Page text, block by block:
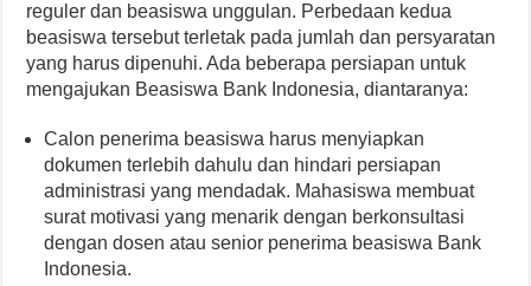
reguler dan beasiswa unggulan. Perbedaan kedua
beasiswa tersebut terletak pada jumlah dan persyaratan
yang harus dipenuhi. Ada beberapa persiapan untuk
mengajukan Beasiswa Bank Indonesia, diantaranya:
Calon penerima beasiswa harus menyiapkan
dokumen terlebih dahulu dan hindari persiapan
administrasi yang mendadak. Mahasiswa membuat
surat motivasi yang menarik dengan berkonsultasi
dengan dosen atau senior penerima beasiswa Bank
Indonesia.